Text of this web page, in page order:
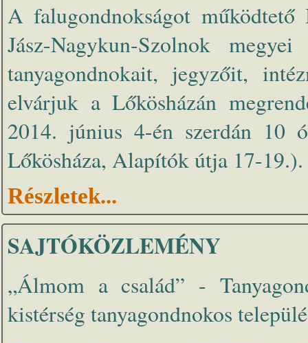
A falugondnokságot működtető
Jász-Nagykun-Szolnok
tanyagondnokait, jegyzőit,
elvárjuk a Lőkösházán
2014. június 4-én szerdán 10
Lőkösháza, Alapítók útja 17-19.).
Részletek...
SAJTÓKÖZLEMÉNY
„Álmom a család” -
kistérség tanyagondnokos